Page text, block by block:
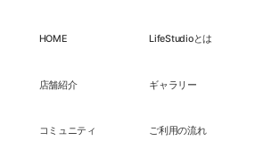
HOME LifeStudioとは
店舗紹介 ギャラリー
コミュニティ ご利用の流れ